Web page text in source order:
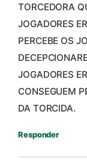
TORCEDORA
JOGADORES
PERCEBE OS
JOGADORES
CONSEGUEM
DA TORCIDA.
Responder